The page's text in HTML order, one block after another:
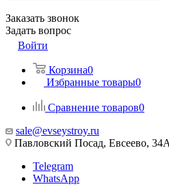
Заказать звонок
Задать вопрос
Войти
Корзина0
Избранные товары0
Сравнение товаров0
sale@evseystroy.ru
Павловский Посад, Евсеево, 34А
Telegram
WhatsApp